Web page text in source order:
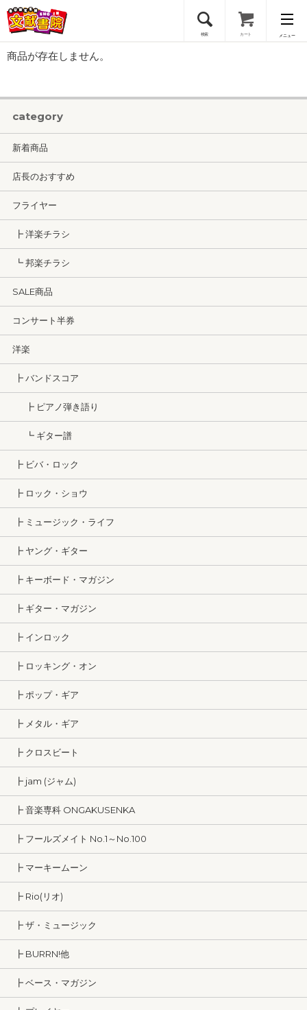
検索 カート メニュー
会員登録
ログイン
商品が存在しません。
category
新着商品
店長のおすすめ
フライヤー
┣ 洋楽チラシ
┗ 邦楽チラシ
SALE商品
コンサート半券
洋楽
┣ バンドスコア
┣ ピアノ弾き語り
┗ ギター譜
┣ ビバ・ロック
┣ ロック・ショウ
┣ ミュージック・ライフ
┣ ヤング・ギター
┣ キーボード・マガジン
┣ ギター・マガジン
┣ インロック
┣ ロッキング・オン
┣ ポップ・ギア
┣ メタル・ギア
┣ クロスビート
┣ jam (ジャム)
┣ 音楽専科 ONGAKUSENKA
┣ フールズメイト No.1～No.100
┣ マーキームーン
┣ Rio(リオ)
┣ ザ・ミュージック
┣ BURRN!他
┣ ベース・マガジン